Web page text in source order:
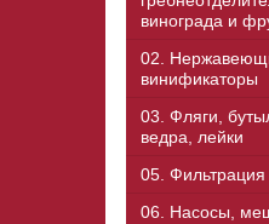
винограда и
02.
винификаторы
03. Фляги,
ведра, лейки
05. Фильтрация
06. Насосы,